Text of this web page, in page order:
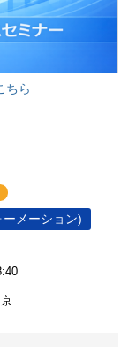
ちら
メーション)